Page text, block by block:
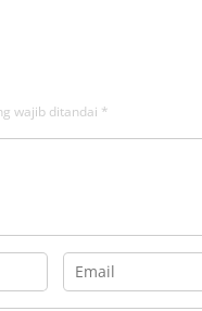
wajib ditandai *